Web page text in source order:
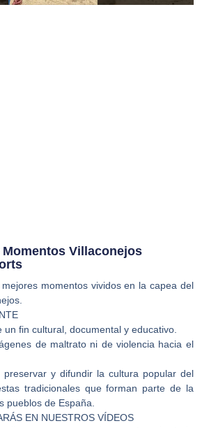
Momentos Villaconejos
momentos vividos en la capea del
un fin cultural, documental y educativo.
de maltrato ni de violencia hacia el
preservar y difundir la cultura popular del
tradicionales que forman parte de la
pueblos de España.
EN NUESTROS VÍDEOS